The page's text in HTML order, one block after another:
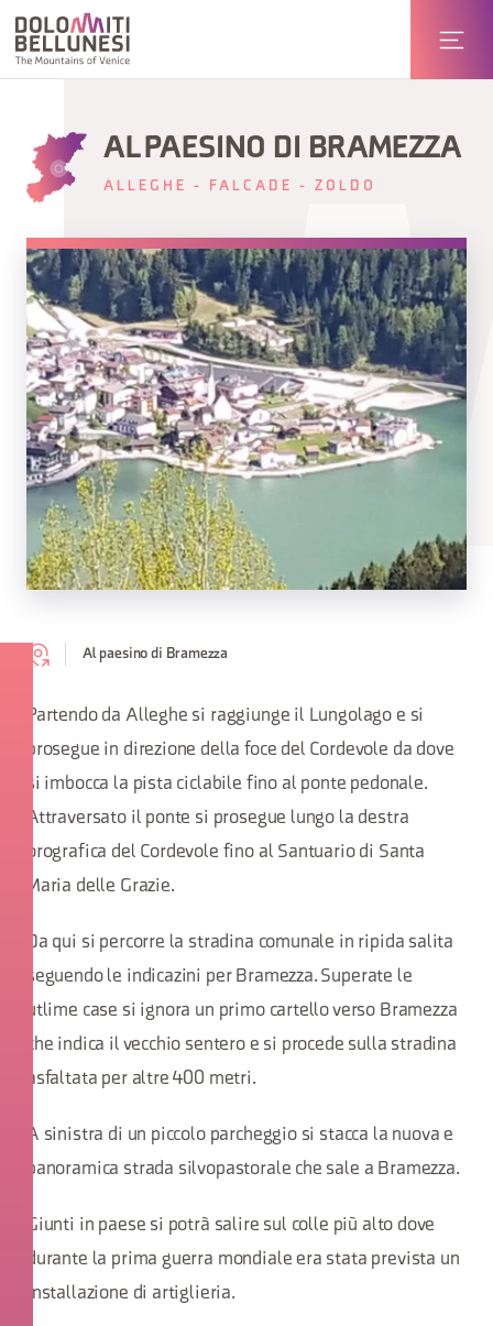
AL PAESINO DI BRAMEZZA
ALLEGHE - FALCADE - ZOLDO
Al paesino di Bramezza
Partendo da Alleghe si raggiunge il Lungolago e si
prosegue in direzione della foce del Cordevole da dove
si imbocca la pista ciclabile fino al ponte pedonale.
Attraversato il ponte si prosegue lungo la destra
orografica del Cordevole fino al Santuario di Santa
Maria delle Grazie.
Da qui si percorre la stradina comunale in ripida salita
seguendo le indicazini per Bramezza. Superate le
utlime case si ignora un primo cartello verso Bramezza
che indica il vecchio sentero e si procede sulla stradina
asfaltata per altre 400 metri.
A sinistra di un piccolo parcheggio si stacca la nuova e
panoramica strada silvopastorale che sale a Bramezza.
Giunti in paese si potrà salire sul colle più alto dove
durante la prima guerra mondiale era stata prevista un
installazione di artiglieria.